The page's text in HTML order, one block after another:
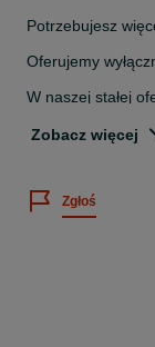
Potrzebujesz
Oferujemy
W naszej stałej
- błotniki przód
- nadkola/
- reperaturki/
- grill zderzaka
- podłużnice/
Zobacz więcej
Zgłoś